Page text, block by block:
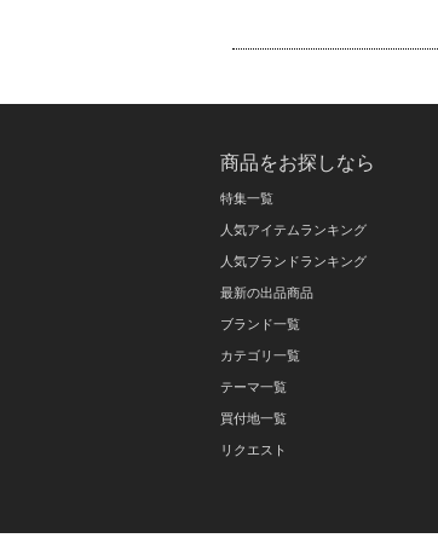
商品をお探しなら
特集一覧
人気アイテムランキング
人気ブランドランキング
最新の出品商品
ブランド一覧
カテゴリ一覧
テーマ一覧
買付地一覧
リクエスト